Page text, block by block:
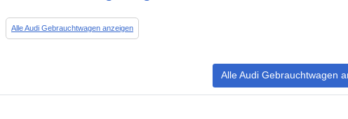
Alle Audi Gebrauchtwagen anzeigen
Alle Audi Gebrauchtwagen